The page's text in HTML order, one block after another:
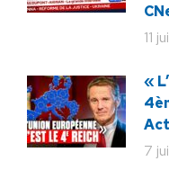
11
«
7